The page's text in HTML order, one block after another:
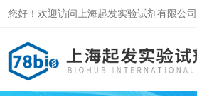
您好！欢迎访问上海起发实验试剂有限公司